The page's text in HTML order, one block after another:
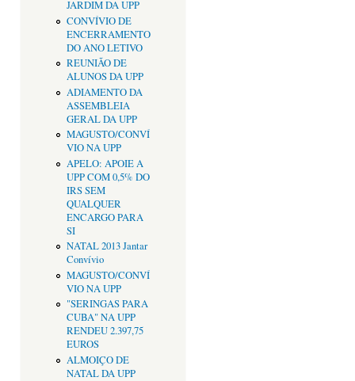
JARDIM DA UPP
CONVÍVIO DE
ENCERRAMENTO
DO ANO LETIVO
REUNIÃO DE
ALUNOS DA UPP
ADIAMENTO DA
ASSEMBLEIA
GERAL DA UPP
MAGUSTO/CONVÍ
VIO NA UPP
APELO: APOIE A
UPP COM 0,5% DO
IRS SEM
QUALQUER
ENCARGO PARA
SI
NATAL 2013 Jantar
Convívio
MAGUSTO/CONVÍ
VIO NA UPP
"SERINGAS PARA
CUBA" NA UPP
RENDEU 2.397,75
EUROS
ALMOIÇO DE
NATAL DA UPP